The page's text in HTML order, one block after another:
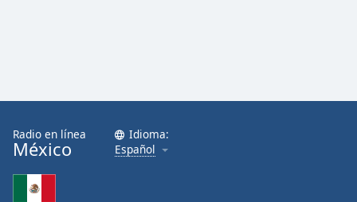
Radio en línea
México
Idioma:
Español